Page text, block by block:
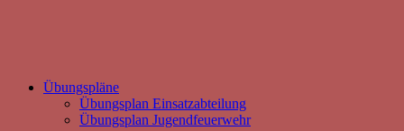
Übungspläne
Übungsplan Einsatzabteilung
Übungsplan Jugendfeuerwehr